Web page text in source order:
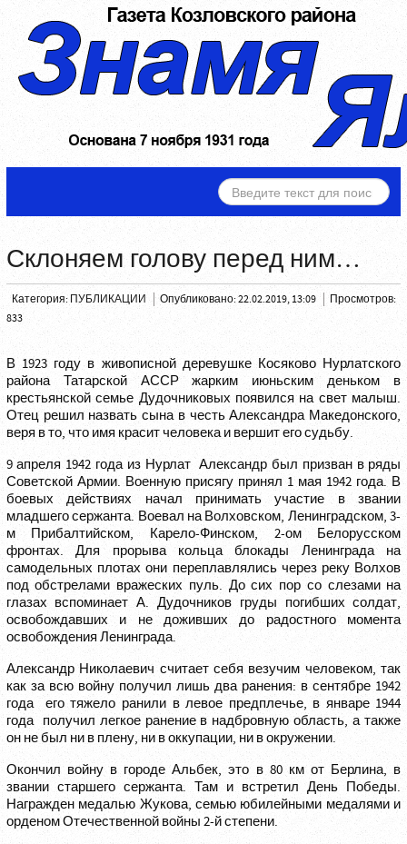
ИСКАТЬ...
Склоняем голову перед ним…
Категория: ПУБЛИКАЦИИ Опубликовано: 22.02.2019, 13:09
Просмотров:
833
В 1923 году в живописной деревушке Косяково Нурлатского
района Татарской АССР жарким июньским деньком в
крестьянской семье Дудочниковых появился на свет малыш.
Отец решил назвать сына в честь Александра Македонского,
веря в то, что имя красит человека и вершит его судьбу.
9 апреля 1942 года из Нурлат Александр был призван в ряды
Советской Армии. Военную присягу принял 1 мая 1942 года. В
боевых действиях начал принимать участие в звании
младшего сержанта. Воевал на Волховском, Ленинградском, 3-
м Прибалтийском, Карело-Финском, 2-ом Белорусском
фронтах. Для прорыва кольца блокады Ленинграда на
самодельных плотах они переплавлялись через реку Волхов
под обстрелами вражеских пуль. До сих пор со слезами на
глазах вспоминает А. Дудочников груды погибших солдат,
освобождавших и не доживших до радостного момента
освобождения Ленинграда.
Александр Николаевич считает себя везучим человеком, так
как за всю войну получил лишь два ранения: в сентябре 1942
года его тяжело ранили в левое предплечье, в январе 1944
года получил легкое ранение в надбровную область, а также
он не был ни в плену, ни в оккупации, ни в окружении.
Окончил войну в городе Альбек, это в 80 км от Берлина, в
звании старшего сержанта. Там и встретил День Победы.
Награжден медалью Жукова, семью юбилейными медалями и
орденом Отечественной войны 2-й степени.